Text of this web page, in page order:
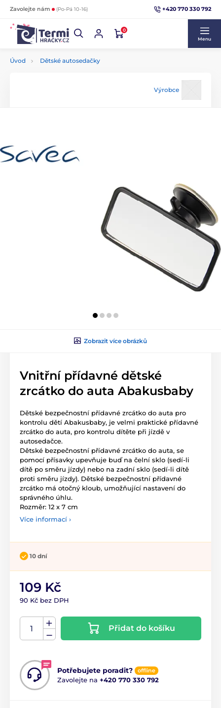
Zavolejte nám (Po-Pá 10-16) +420 770 330 792
0
Menu
Úvod Dětské autosedačky
Výrobce
Zobrazit více obrázků
Vnitřní přídavné dětské
zrcátko do auta Abakusbaby
Dětské bezpečnostní přídavné zrcátko do auta pro
kontrolu dětí Abakusbaby, je velmi praktické přídavné
zrcátko do auta, pro kontrolu dítěte při jízdě v
autosedačce.
Dětské bezpečnostní přídavné zrcátko do auta, se
pomocí přísavky upevňuje buď na čelní sklo (sedí-li
dítě po směru jízdy) nebo na zadní sklo (sedí-li dítě
proti směru jízdy). Dětské bezpečnostní přídavné
zrcátko má otočný kloub, umožňující nastavení do
správného úhlu.
Rozměr: 12 x 7 cm
Více informací ›
10 dní
109 Kč
90 Kč bez DPH
Přidat do košíku
Potřebujete poradit? offline
Zavolejte na +420 770 330 792